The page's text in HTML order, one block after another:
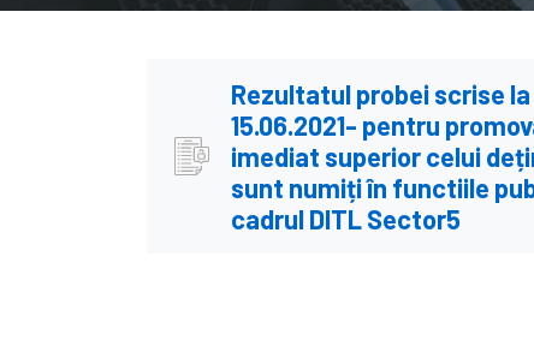
Rezultatul probei scrise
15.06.2021- pentru
imediat superior celui
sunt numiți în functiile
cadrul DITL Sector5